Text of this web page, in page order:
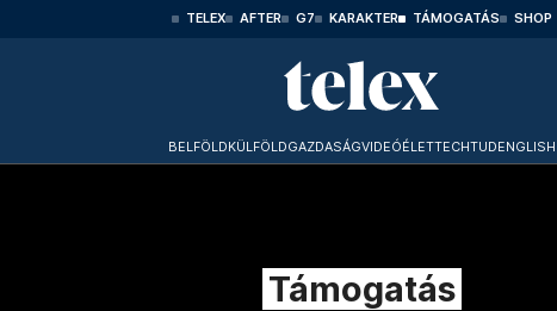
TELEX AFTER G7 KARAKTER TÁMOGATÁS SHOP
BELFÖLDKÜLFÖLDGAZDASÁGVIDEÓÉLETTECHTUDENGLISH
Támogatás